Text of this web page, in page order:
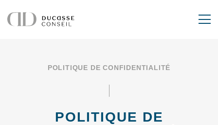
POLITIQUE DE CONFIDENTIALITÉ
POLITIQUE DE